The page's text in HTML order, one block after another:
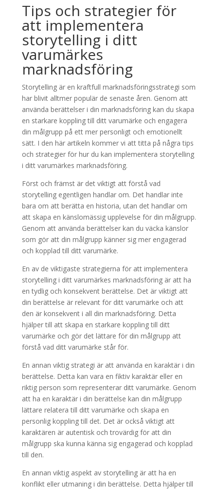
Tips och strategier för
att implementera
storytelling i ditt
varumärkes
marknadsföring
Storytelling är en kraftfull marknadsföringsstrategi som
har blivit alltmer populär de senaste åren. Genom att
använda berättelser i din marknadsföring kan du skapa
en starkare koppling till ditt varumärke och engagera
din målgrupp på ett mer personligt och emotionellt
sätt. I den här artikeln kommer vi att titta på några tips
och strategier för hur du kan implementera storytelling
i ditt varumärkes marknadsföring.
Först och främst är det viktigt att förstå vad
storytelling egentligen handlar om. Det handlar inte
bara om att berätta en historia, utan det handlar om
att skapa en känslomässig upplevelse för din målgrupp.
Genom att använda berättelser kan du väcka känslor
som gör att din målgrupp känner sig mer engagerad
och kopplad till ditt varumärke.
En av de viktigaste strategierna för att implementera
storytelling i ditt varumärkes marknadsföring är att ha
en tydlig och konsekvent berättelse. Det är viktigt att
din berättelse är relevant för ditt varumärke och att
den är konsekvent i all din marknadsföring. Detta
hjälper till att skapa en starkare koppling till ditt
varumärke och gör det lättare för din målgrupp att
förstå vad ditt varumärke står för.
En annan viktig strategi är att använda en karaktär i din
berättelse. Detta kan vara en fiktiv karaktär eller en
riktig person som representerar ditt varumärke. Genom
att ha en karaktär i din berättelse kan din målgrupp
lättare relatera till ditt varumärke och skapa en
personlig koppling till det. Det är också viktigt att
karaktären är autentisk och trovärdig för att din
målgrupp ska kunna känna sig engagerad och kopplad
till den.
En annan viktig aspekt av storytelling är att ha en
konflikt eller utmaning i din berättelse. Detta hjälper till